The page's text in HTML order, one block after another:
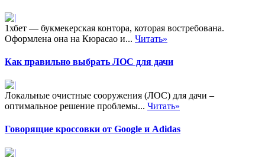
1хбет — букмекерская контора, которая востребована.
Оформлена она на Кюрасао и... Читать»
Как правильно выбрать ЛОС для дачи
Локальные очистные сооружения (ЛОС) для дачи –
оптимальное решение проблемы... Читать»
Говорящие кроссовки от Google и Adidas